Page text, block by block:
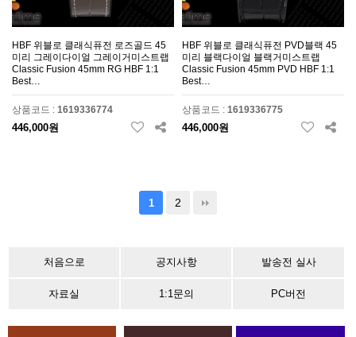
HBF 위블로 클래식퓨전 로즈골드 45
미리 그레이다이얼 그레이거미스트랩
Classic Fusion 45mm RG HBF 1:1
Best…
상품코드 : 1619336774
446,000원
HBF 위블로 클래식퓨전 PVD블랙 45
미리 블랙다이얼 블랙거미스트랩
Classic Fusion 45mm PVD HBF 1:1
Best…
상품코드 : 1619336775
446,000원
1 2
처음으로 공지사항 발송전 실사
자료실 1:1문의 PC버전